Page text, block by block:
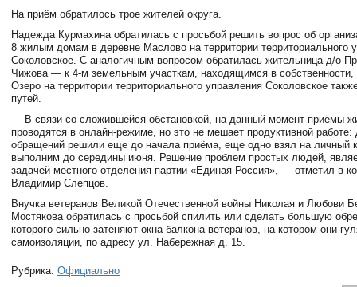
На приём обратилось трое жителей округа.
Надежда Курмахина обратилась с просьбой решить вопрос об
8 жилым домам в деревне Маслово на территории территориального
Соколовское. С аналогичным вопросом обратилась жительница д/о
Чижова — к 4-м земельным участкам, находящимся в собственности,
Озеро на территории территориального управления Соколовское
путей.
— В связи со сложившейся обстановкой, на данный момент приёмы
проводятся в онлайн-режиме, но это не мешает продуктивной работе:
обращений решили еще до начала приёма, еще одно взял на личный
выполним до середины июня. Решение проблем простых людей,
задачей местного отделения партии «Единая Россия», — отметил в
Владимир Слепцов.
Внучка ветеранов Великой Отечественной войны Николая и Любови
Мостякова обратилась с просьбой спилить или сделать большую
которого сильно затеняют окна балкона ветеранов, на котором они
самоизоляции, по адресу ул. Набережная д. 15.
Рубрика: Официально